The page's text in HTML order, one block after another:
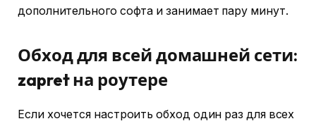
дополнительного софта и занимает пару минут.
Обход для всей домашней сети:
zapret на роутере
Если хочется настроить обход один раз для всех